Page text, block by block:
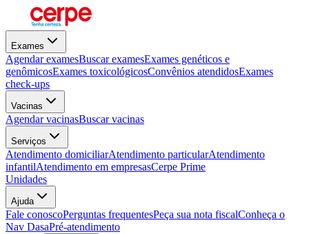
Exames
Agendar examesBuscar examesExames genéticos e
genômicosExames toxicológicosConvênios atendidosExames
check-ups
Vacinas
Agendar vacinasBuscar vacinas
Serviços
Atendimento domiciliarAtendimento particularAtendimento
infantilAtendimento em empresasCerpe Prime
Unidades
Ajuda
Fale conoscoPerguntas frequentesPeça sua nota fiscalConheça o
Nav DasaPré-atendimento